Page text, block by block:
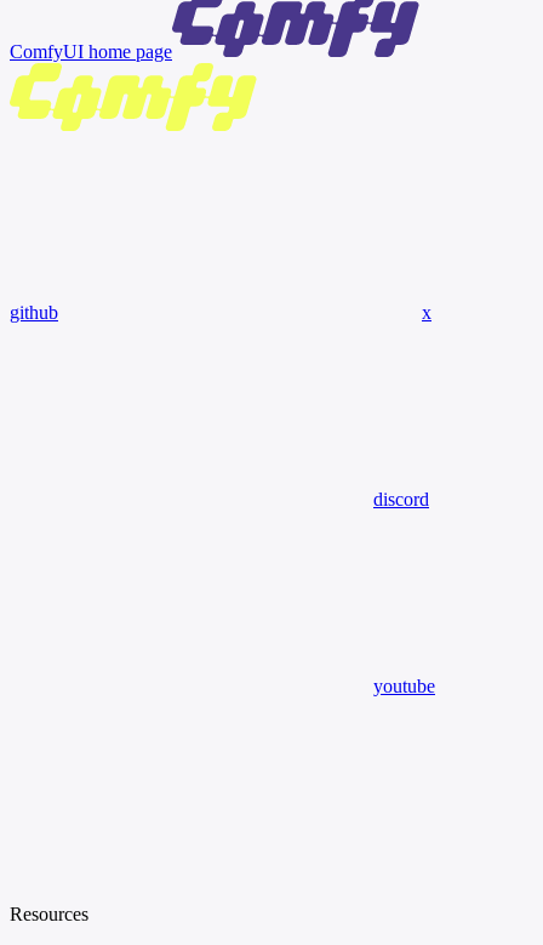
ComfyUI home page
github x
discord
youtube
Resources